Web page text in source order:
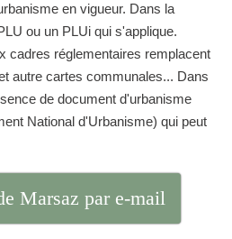
en vigueur. Dans la
ou un PLUi qui s'applique.
cadres réglementaires remplacent
autre cartes communales... Dans
de document d'urbanisme
National d'Urbanisme) qui peut
Marsaz par e-mail